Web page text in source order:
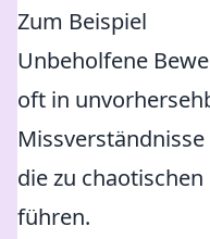
Zum Beispiel
Unbeholfene
oft in
die zu
führen.